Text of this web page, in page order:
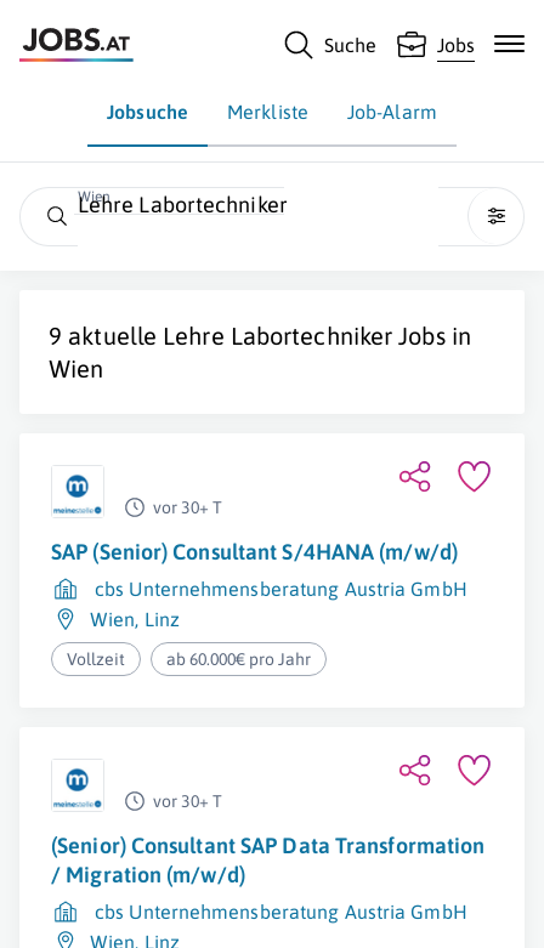
Suche Jobs
Jobsuche Merkliste Job-Alarm
Wien
Lehre Labortechniker
9 aktuelle Lehre Labortechniker Jobs in
Wien
vor 30+ T
SAP (Senior) Consultant S/4HANA (m/w/d)
cbs Unternehmensberatung Austria GmbH
Wien, Linz
Vollzeit ab 60.000€ pro Jahr
vor 30+ T
(Senior) Consultant SAP Data Transformation
/ Migration (m/w/d)
cbs Unternehmensberatung Austria GmbH
Wien, Linz